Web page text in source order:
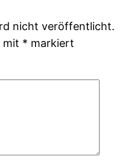
nicht veröffentlicht.
mit * markiert